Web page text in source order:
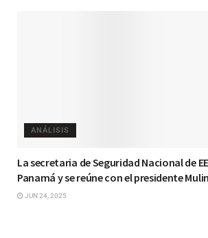
ANÁLISIS
La secretaria de Seguridad Nacional de
Panamá y se reúne con el presidente
JUN 24, 2025